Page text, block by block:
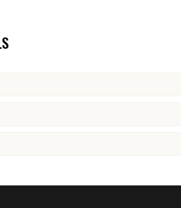
Maracujasaft, Orangensaft oder